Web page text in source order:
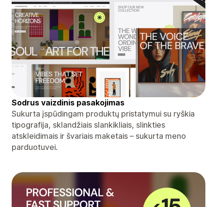
Sodrus vaizdinis pasakojimas
Sukurta įspūdingam produktų pristatymui su ryškia
tipografija, sklandžiais slankikliais, slinkties
atskleidimais ir švariais maketais – sukurta meno
parduotuvei.